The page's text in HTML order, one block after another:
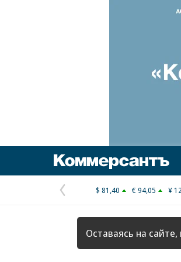
Предыдущая
страница
$ 81,40 € 94,05 ¥
Оставаясь на